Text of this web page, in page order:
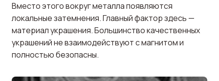
Вместо этого вокруг металла появляются
локальные затемнения. Главный фактор здесь —
материал украшения. Большинство качественных
украшений не взаимодействуют с магнитом и
полностью безопасны.